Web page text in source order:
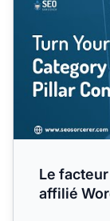
Le
affilié